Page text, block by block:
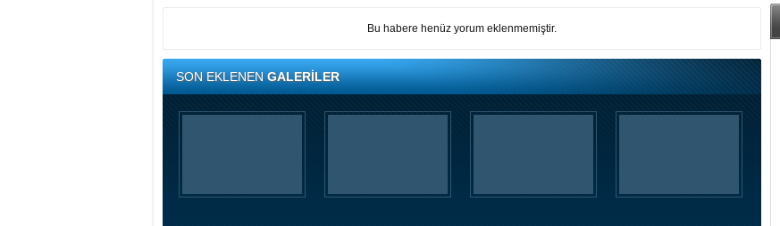
Bu habere henüz yorum eklenmemiştir.
SON EKLENENGALERİLER